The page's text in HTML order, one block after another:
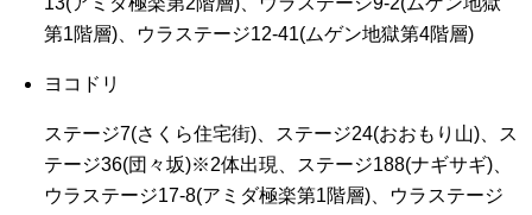
第1階層)、ウラステージ12-41(ムゲン地獄第4階層)
ヨコドリ
ステージ7(さくら住宅街)、ステージ24(おおもり山)、ス
テージ36(団々坂)※2体出現、ステージ188(ナギサギ)、
ウラステージ17-8(アミダ極楽第1階層)、ウラステージ